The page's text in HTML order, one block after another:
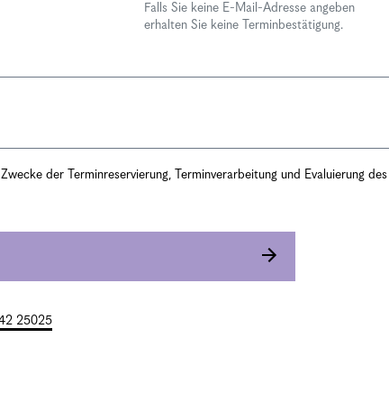
Falls Sie keine E-Mail-Adresse angeben
erhalten Sie keine Terminbestätigung.
der Terminreservierung, Terminverarbeitung und Evaluierung
25025